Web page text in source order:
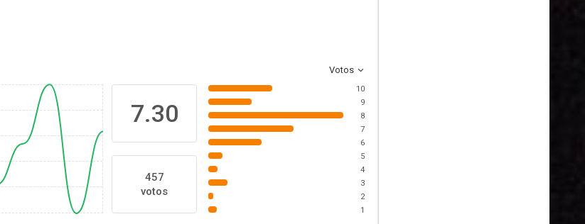
Votos
7.30
457
votos
10
9
8
7
6
5
4
3
2
1